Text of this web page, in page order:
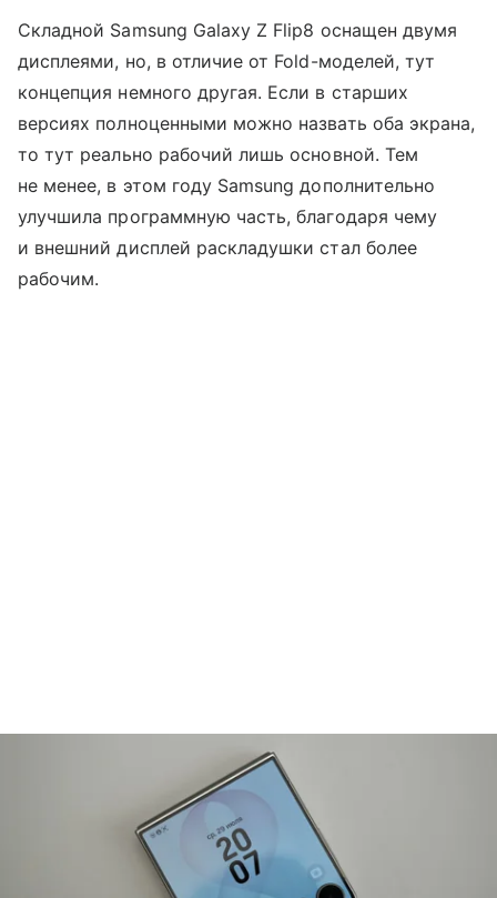
Складной Samsung Galaxy Z Flip8 оснащен двумя
дисплеями, но, в отличие от Fold-моделей, тут
концепция немного другая. Если в старших
версиях полноценными можно назвать оба экрана,
то тут реально рабочий лишь основной. Тем
не менее, в этом году Samsung дополнительно
улучшила программную часть, благодаря чему
и внешний дисплей раскладушки стал более
рабочим.